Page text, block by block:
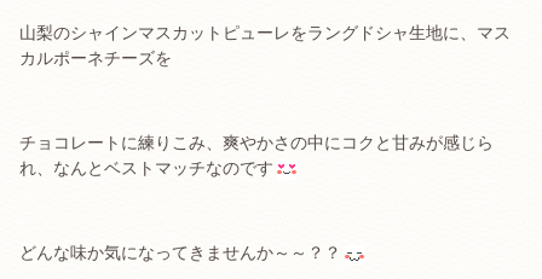
山梨のシャインマスカットピューレをラングドシャ生地に、マス
カルポーネチーズを
チョコレートに練りこみ、爽やかさの中にコクと甘みが感じら
れ、なんとベストマッチなのです
どんな味か気になってきませんか～～？？